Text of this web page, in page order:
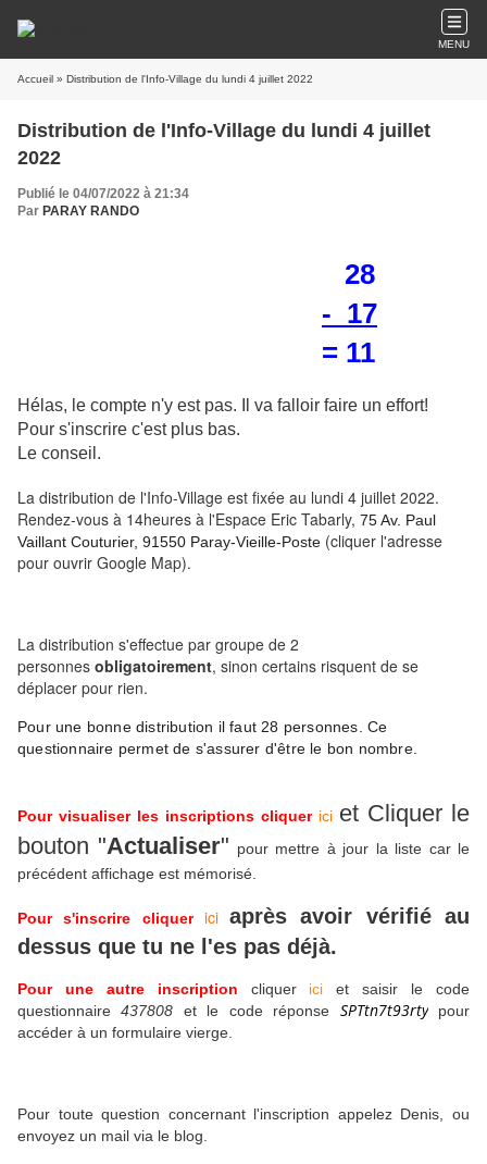
MENU
Accueil » Distribution de l'Info-Village du lundi 4 juillet 2022
Distribution de l'Info-Village du lundi 4 juillet
2022
Publié le 04/07/2022 à 21:34
Par PARAY RANDO
28
- 17
= 11
Hélas, le compte n'y est pas. Il va falloir faire un effort!
Pour s'inscrire c'est plus bas.
Le conseil.
La distribution de l'Info-Village est fixée au lundi 4 juillet 2022.
Rendez-vous à 14heures à l'Espace Eric Tabarly, 75 Av. Paul
Vaillant Couturier, 91550 Paray-Vieille-Poste (cliquer l'adresse
pour ouvrir Google Map).
La distribution s'effectue par groupe de 2
personnes obligatoirement, sinon certains risquent de se
déplacer pour rien.
Pour une bonne distribution il faut 28 personnes. Ce
questionnaire permet de s'assurer d'être le bon nombre.
Pour visualiser les inscriptions cliquer ici et Cliquer le
bouton "Actualiser" pour mettre à jour la liste car le
précédent affichage est mémorisé.
Pour s'inscrire cliquer ici après avoir vérifié au
dessus que tu ne l'es pas déjà.
Pour une autre inscription cliquer ici et saisir le code
questionnaire437808 et le code réponse SPTtn7t93rtypour
accéder à un formulaire vierge.
Pour toute question concernant l'inscription appelez Denis, ou
envoyez un mail via le blog.